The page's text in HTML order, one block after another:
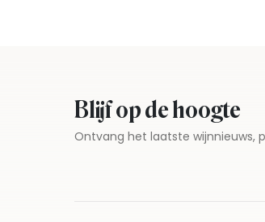
Blijf op de hoogte
Ontvang het laatste wijnnieuws,